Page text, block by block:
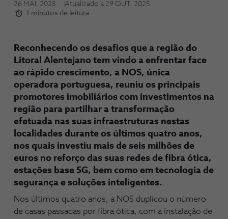
26 MAI. 2025
Atualizado a 29 OUT. 2025
1 minutos de leitura
Reconhecendo os desafios que a região do
Litoral Alentejano tem vindo a enfrentar face
ao rápido crescimento, a NOS, única
operadora portuguesa, reuniu os principais
promotores imobiliários com investimentos na
região para partilhar a transformação
efetuada nas suas infraestruturas nestas
localidades durante os últimos quatro anos,
nos quais investiu mais de seis milhões de
euros no reforço das suas redes de fibra ótica,
estações base 5G, bem como em tecnologia de
segurança e soluções inteligentes.
Nos últimos quatro anos, a NOS duplicou o número
de casas passadas por fibra ótica, com a instalação de